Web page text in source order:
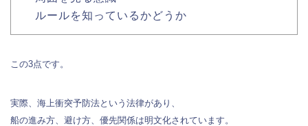
ルールを知っているかどうか
この3点です。
実際、海上衝突予防法という法律があり、
船の進み方、避け方、優先関係は明文化されています。